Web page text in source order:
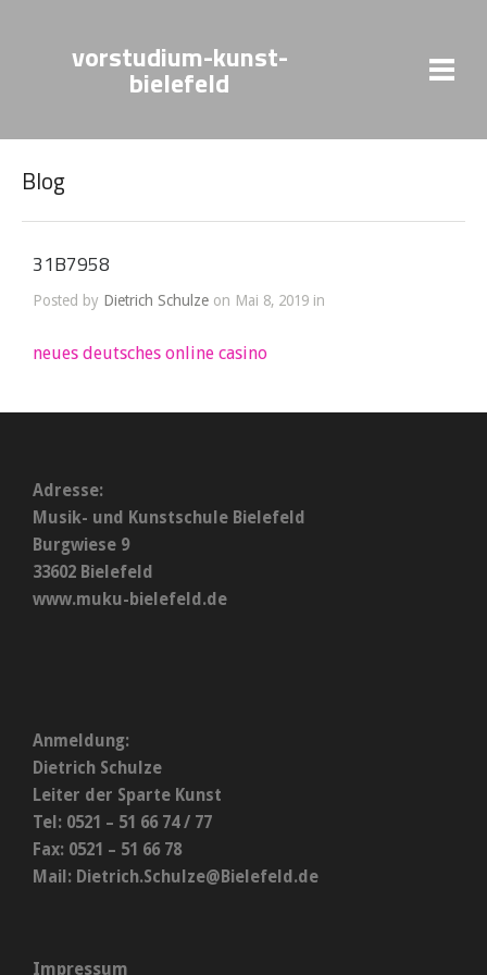
vorstudium-kunst-
bielefeld
Blog
31B7958
Posted by Dietrich Schulze on Mai 8, 2019 in
neues deutsches online casino
Adresse:
Musik- und Kunstschule Bielefeld
Burgwiese 9
33602 Bielefeld
www.muku-bielefeld.de
Anmeldung:
Dietrich Schulze
Leiter der Sparte Kunst
Tel: 0521 – 51 66 74 / 77
Fax: 0521 – 51 66 78
Mail: Dietrich.Schulze@Bielefeld.de
Impressum